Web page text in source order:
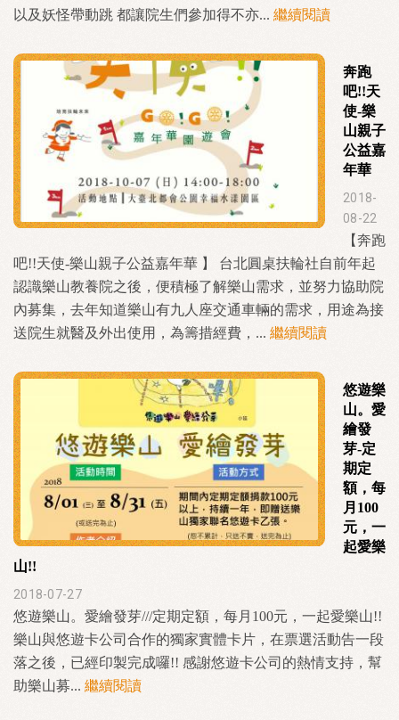
以及妖怪帶動跳 都讓院生們參加得不亦... 繼續閱讀
奔跑
吧!!天
使-樂
山親子
公益嘉
年華
2018-
08-22
【奔跑
吧!!天使-樂山親子公益嘉年華 】 台北圓桌扶輪社自前年起
認識樂山教養院之後，便積極了解樂山需求，並努力協助院
內募集，去年知道樂山有九人座交通車輛的需求，用途為接
送院生就醫及外出使用，為籌措經費，... 繼續閱讀
悠遊樂
山。愛
繪發
芽-定
期定
額，每
月100
元，一
起愛樂
山!!
2018-07-27
悠遊樂山。愛繪發芽///定期定額，每月100元，一起愛樂山!!
樂山與悠遊卡公司合作的獨家實體卡片，在票選活動告一段
落之後，已經印製完成囉!! 感謝悠遊卡公司的熱情支持，幫
助樂山募... 繼續閱讀